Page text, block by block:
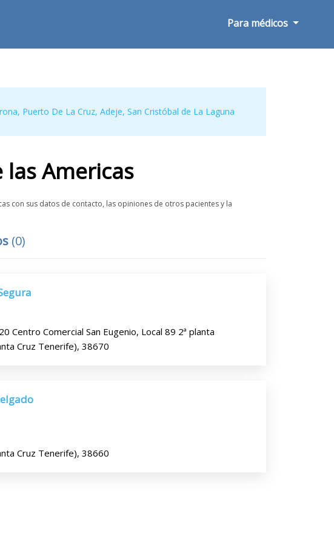
Para médicos
, Puerto De La Cruz,Adeje,San Cristóbal de La Laguna
las Americas
con sus datos de contacto, las opiniones de otros pacientes y la
(0)
Centro Comercial San Eugenio, Local 89 2ª planta
Cruz Tenerife), 38670
Cruz Tenerife), 38660